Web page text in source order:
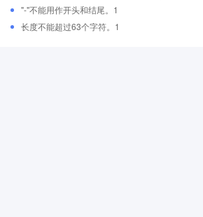
"-"不能用作开头和结尾。1
长度不能超过63个字符。1